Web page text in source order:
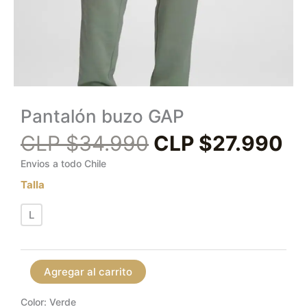
Pantalón buzo GAP
CLP $34.990 CLP $27.990
Envios a todo Chile
Talla
L
Agregar al carrito
Color: Verde